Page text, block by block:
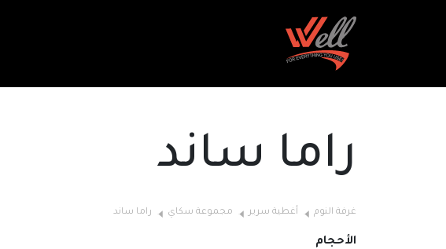
راما ساند
غرفة النوم أغطية سرير مجموعة سكاي راما ساند
الأحجام